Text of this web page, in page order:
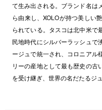
て生み出される。ブランド名は
ら由来し、XOLOが持つ美しい
られている。タスコは北中米で
民地時代にシルバーラッシュで
ージュで統一され、コロニアル
リーの産地として最も歴史の古
を受け継ぎ、世界の名だたるジ